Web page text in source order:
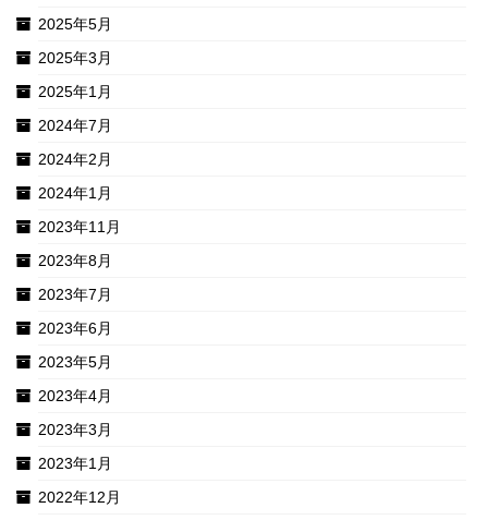
2025年5月
2025年3月
2025年1月
2024年7月
2024年2月
2024年1月
2023年11月
2023年8月
2023年7月
2023年6月
2023年5月
2023年4月
2023年3月
2023年1月
2022年12月